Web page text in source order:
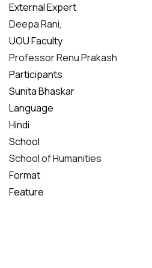
External Expert
Deepa Rani,
UOU Faculty
Professor Renu Prakash
Participants
Sunita Bhaskar
Language
Hindi
School
School of Humanities
Format
Feature